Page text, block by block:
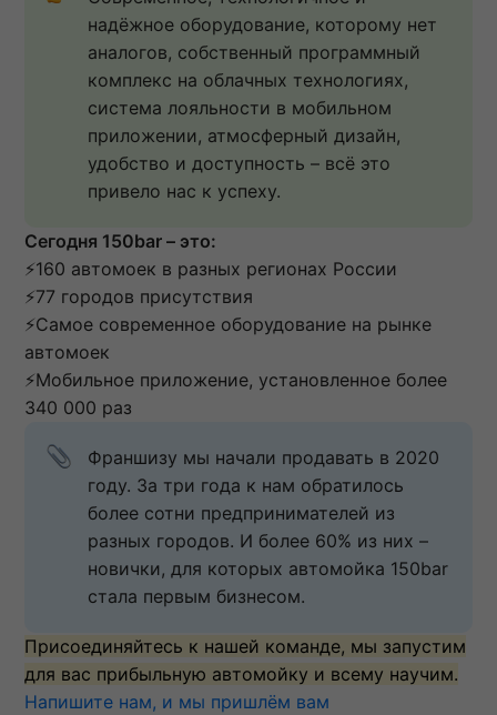
надёжное оборудование, которому нет
аналогов, собственный программный
комплекс на облачных технологиях,
система лояльности в мобильном
приложении, атмосферный дизайн,
удобство и доступность – всё это
привело нас к успеху.
Сегодня 150bar – это:
⚡️160 автомоек в разных регионах России
⚡️77 городов присутствия
⚡️Самое современное оборудование на рынке
автомоек
⚡️Мобильное приложение, установленное более
340 000 раз
Франшизу мы начали продавать в 2020
году. За три года к нам обратилось
более сотни предпринимателей из
разных городов. И более 60% из них –
новички, для которых автомойка 150bar
стала первым бизнесом.
Присоединяйтесь к нашей команде, мы запустим
для вас прибыльную автомойку и всему научим.
Напишите нам, и мы пришлём вам